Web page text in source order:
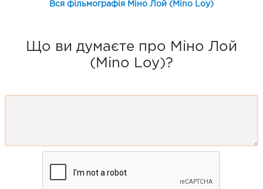
Вся фільмографія Міно Лой (Mino Loy)
Що ви думаєте про Міно Лой
(Mino Loy)?